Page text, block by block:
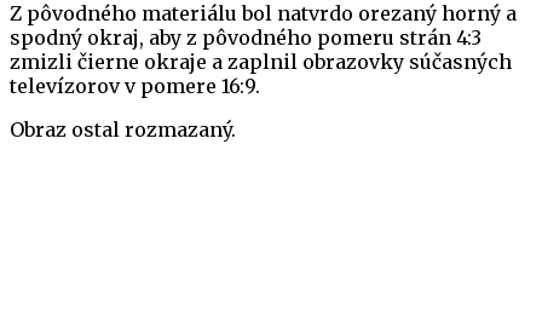
Z pôvodného materiálu bol natvrdo orezaný horný a
spodný okraj, aby z pôvodného pomeru strán 4:3
zmizli čierne okraje a zaplnil obrazovky súčasných
televízorov v pomere 16:9.
Obraz ostal rozmazaný.